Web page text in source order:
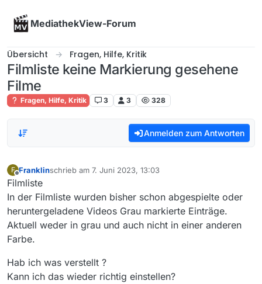
MediathekView-Forum
Übersicht Fragen, Hilfe, Kritik
Filmliste keine Markierung gesehene
Filme
Fragen, Hilfe, Kritik 3 3 328
Anmelden zum Antworten
F
Offline
Franklinschrieb am 7. Juni 2023, 13:03
zuletzt editiert von
Filmliste
In der Filmliste wurden bisher schon abgespielte oder
heruntergeladene Videos Grau markierte Einträge.
Aktuell weder in grau und auch nicht in einer anderen
Farbe.
Hab ich was verstellt ?
Kann ich das wieder richtig einstellen?